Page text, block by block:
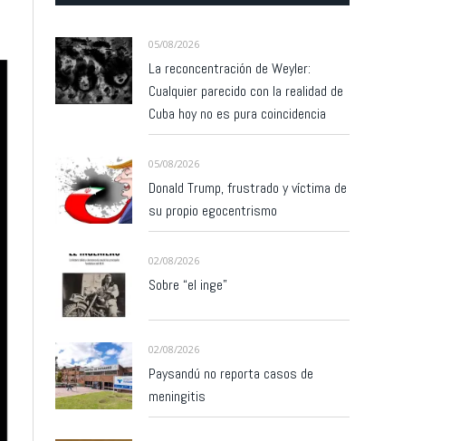
05/08/2026
La reconcentración de Weyler:
Cualquier parecido con la realidad de
Cuba hoy no es pura coincidencia
05/08/2026
Donald Trump, frustrado y víctima de
su propio egocentrismo
02/08/2026
Sobre “el inge”
02/08/2026
Paysandú no reporta casos de
meningitis